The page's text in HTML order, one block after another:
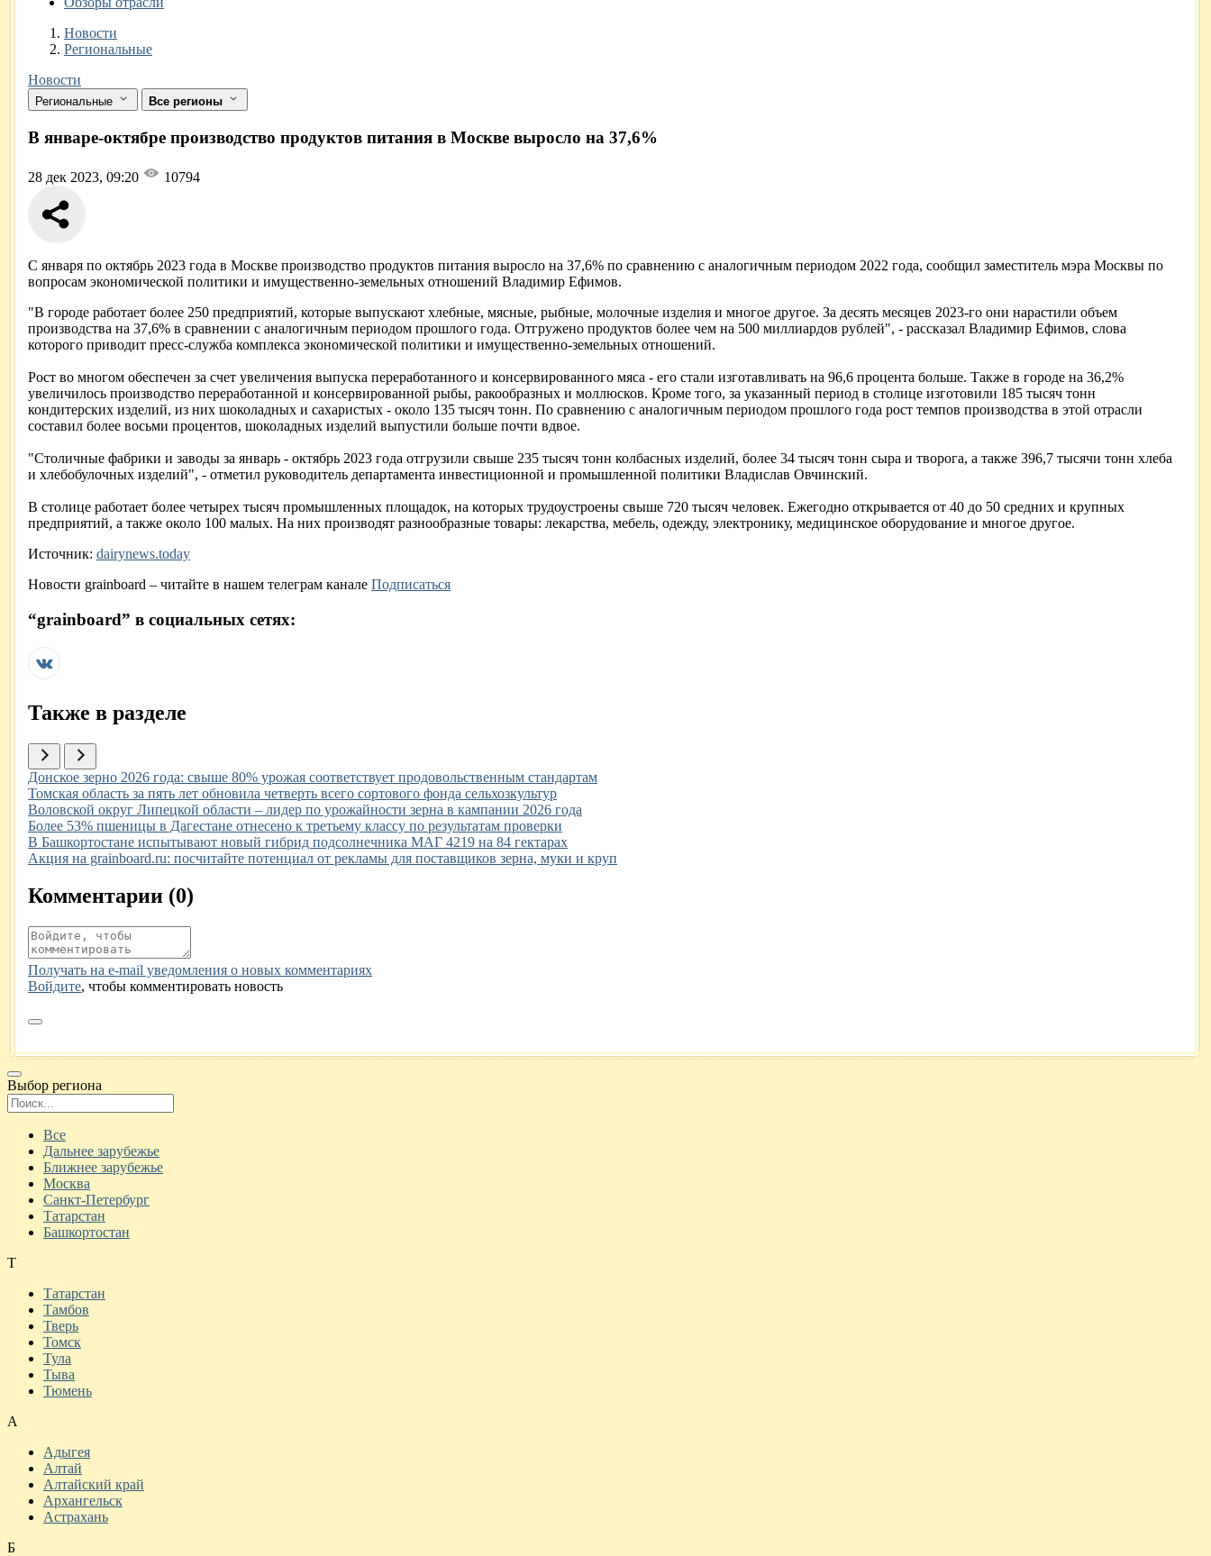
Новости
Разделы
Новости
Региональные
Новости
Региональные Все регионы
В январе-октябре производство продуктов питания в Москве выросло на 37,6%
28 дек 2023, 09:20 10794
С января по октябрь 2023 года в Москве производство продуктов питания выросло на 37,6% по сравнению с аналогичным периодом 2022 года, сообщил заместитель мэра Москвы по
вопросам экономической политики и имущественно-земельных отношений Владимир Ефимов.
"В городе работает более 250 предприятий, которые выпускают хлебные, мясные, рыбные, молочные изделия и многое другое. За десять месяцев 2023-го они нарастили объем
производства на 37,6% в сравнении с аналогичным периодом прошлого года. Отгружено продуктов более чем на 500 миллиардов рублей", - рассказал Владимир Ефимов, слова
которого приводит пресс-служба комплекса экономической политики и имущественно-земельных отношений.
Рост во многом обеспечен за счет увеличения выпуска переработанного и консервированного мяса - его стали изготавливать на 96,6 процента больше. Также в городе на 36,2%
увеличилось производство переработанной и консервированной рыбы, ракообразных и моллюсков. Кроме того, за указанный период в столице изготовили 185 тысяч тонн
кондитерских изделий, из них шоколадных и сахаристых - около 135 тысяч тонн. По сравнению с аналогичным периодом прошлого года рост темпов производства в этой отрасли
составил более восьми процентов, шоколадных изделий выпустили больше почти вдвое.
"Столичные фабрики и заводы за январь - октябрь 2023 года отгрузили свыше 235 тысяч тонн колбасных изделий, более 34 тысяч тонн сыра и творога, а также 396,7 тысячи тонн хлеба
и хлебобулочных изделий", - отметил руководитель департамента инвестиционной и промышленной политики Владислав Овчинский.
В столице работает более четырех тысяч промышленных площадок, на которых трудоустроены свыше 720 тысяч человек. Ежегодно открывается от 40 до 50 средних и крупных
предприятий, а также около 100 малых. На них производят разнообразные товары: лекарства, мебель, одежду, электронику, медицинское оборудование и многое другое.
Источник: dairynews.today
Новости grainboard – читайте в нашем телеграм канале Подписаться
“grainboard” в социальных сетях:
Также в разделе
Иллюстрация новости
Донское зерно 2026 года: свыше 80% урожая соответствует продовольственным стандартам
Иллюстрация новости
Томская область за пять лет обновила четверть всего сортового фонда сельхозкультур
Иллюстрация новости
Воловской округ Липецкой области – лидер по урожайности зерна в кампании 2026 года
Иллюстрация новости
Более 53% пшеницы в Дагестане отнесено к третьему классу по результатам проверки
Иллюстрация новости
В Башкортостане испытывают новый гибрид подсолнечника МАГ 4219 на 84 гектарах
Иллюстрация новости
Акция на grainboard.ru: посчитайте потенциал от рекламы для поставщиков зерна, муки и круп
Комментарии (0)
Получать на e‑mail уведомления о новых комментариях
Войдите, чтобы комментировать новость
Выбор региона
Все
Дальнее зарубежье
Ближнее зарубежье
Москва
Санкт-Петербург
Татарстан
Башкортостан
Т
Татарстан
Тамбов
Тверь
Томск
Тула
Тыва
Тюмень
А
Адыгея
Алтай
Алтайский край
Архангельск
Астрахань
Б